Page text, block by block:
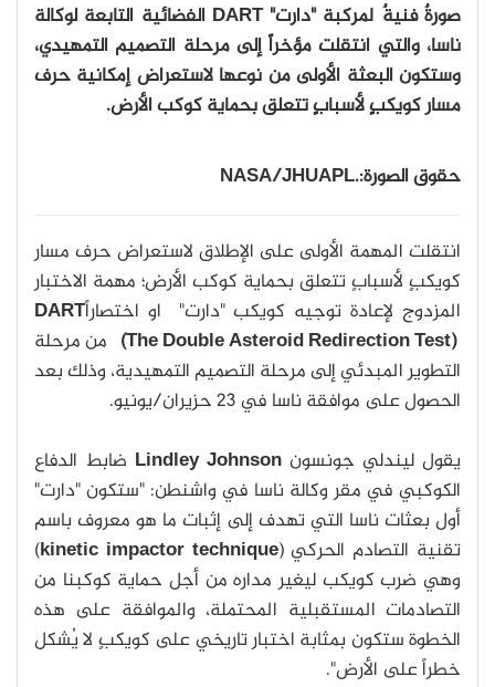
صورةٌ فنيةٌ لمركبة "دارت" DART الفضائية التابعة لوكالة
ناسا، والتي انتقلت مؤخراً إلى مرحلة التصميم التمهيدي،
وستكون البعثة الأولى من نوعها لاستعراض إمكانية حرف
مسار كويكبٍ لأسبابٍ تتعلق بحماية كوكب الأرض.
حقوق الصورة:.NASA/JHUAPL
انتقلت المهمة الأولى على الإطلاق لاستعراض حرف مسار
كويكبٍ لأسبابٍ تتعلق بحماية كوكب الأرض؛ مهمة الاختبار
المزدوج لإعادة توجيه كويكب "دارت"
DARTاو اختصاراً
(The Double Asteroid Redirection Test) من مرحلة
التطوير المبدئي إلى مرحلة التصميم التمهيدية، وذلك بعد
الحصول على موافقة ناسا في 23 حزيران/يونيو.
يقول ليندلي جونسون Lindley Johnson ضابط الدفاع
الكوكبي في مقر وكالة ناسا في واشنطن: "ستكون "دارت"
أول بعثات ناسا التي تهدف إلى إثبات ما هو معروف باسم
تقنية التصادم الحركي (kinetic impactor technique
)
وهي ضرب كويكب ليغير مداره من أجل حماية كوكبنا من
التصادمات المستقبلية المحتملة، والموافقة على هذه
الخطوة ستكون بمثابة اختبار تاريخي على كويكبٍ لا يُشكل
خطراً على الأرض".